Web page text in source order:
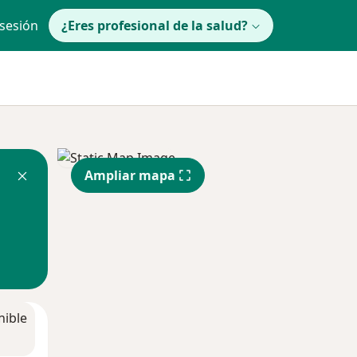
¿Eres profesional de la salud?
Ampliar mapa